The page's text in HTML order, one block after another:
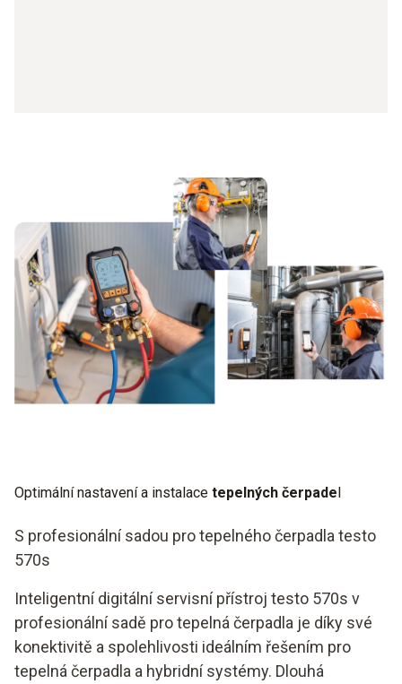
Optimální nastavení a instalace tepelných čerpadel
S profesionální sadou pro tepelného čerpadla testo
570s
Inteligentní digitální servisní přístroj testo 570s v
profesionální sadě pro tepelná čerpadla je díky své
konektivitě a spolehlivosti ideálním řešením pro
tepelná čerpadla a hybridní systémy. Dlouhá